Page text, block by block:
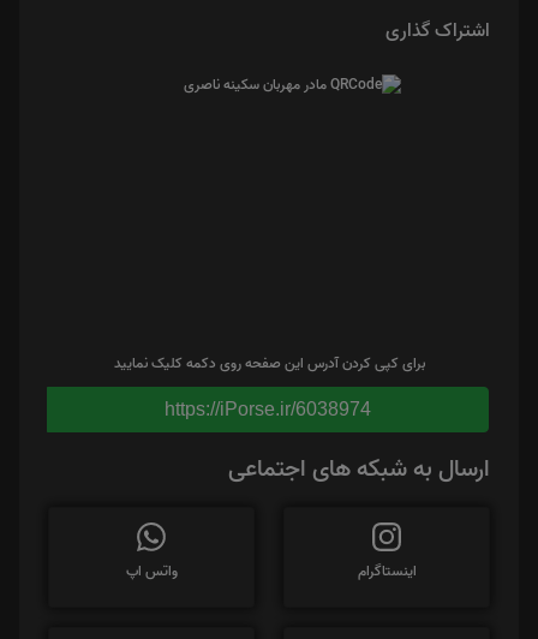
اشتراک گذاری
برای کپی کردن آدرس این صفحه روی دکمه کلیک نمایید
https://iPorse.ir/6038974
ارسال به شبکه های اجتماعی
اینستاگرام واتس اپ